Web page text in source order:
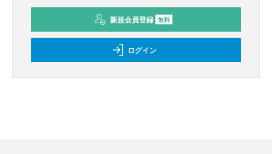
新規会員登録 無料
ログイン